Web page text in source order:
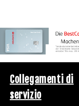
Collegamenti di
servizio